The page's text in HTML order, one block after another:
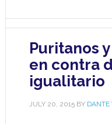
Puritanos
en contra
igualitario
JULY 20, 2015BY DANTE